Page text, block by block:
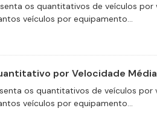
os quantitativos de veículos
veículos por equipamento...
por Velocidade
os quantitativos de veículos por
veículos por equipamento...